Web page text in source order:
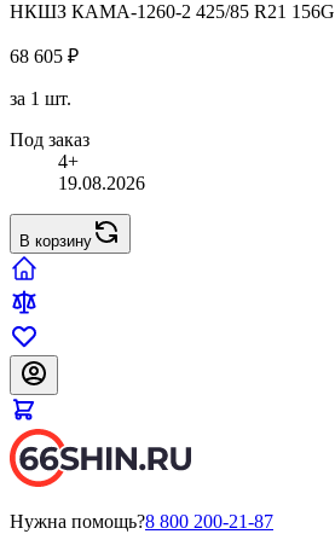
НКШЗ КАМА-1260-2 425/85 R21 156G
68 605 ₽
за 1 шт.
Под заказ
4+
19.08.2026
В корзину
Нужна помощь?8 800 200-21-87